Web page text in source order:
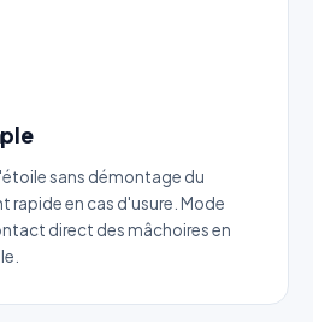
sans démontage du
rapide en cas d'usure. Mode
direct des mâchoires en